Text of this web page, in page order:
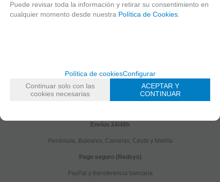
Estilo Belga Blonde
Belgian Blonde 6,6º
Envíos 24/48h
Península, Baleares, Canarias, Ceuta y Melilla
Pago seguro (Redsys)
PayPal y transferencia bancaria
Puede revisar toda la información y retirar su consentimiento en
cualquier momento desde nuestra Política de Cookies
Política de cookiesConfigurar
Continuar solo con las
cookies necesarias
ACEPTAR Y
CONTINUAR